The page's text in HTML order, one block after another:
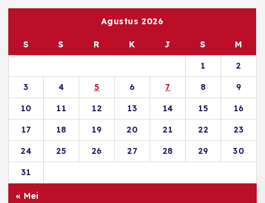
Agustus 2026
S S R K J S
M
1
2
3
4 5 6 7 8
9
10
11 12 13 14 15
16
17
18 19 20 21 22
23
24
25 26 27 28 29
30
31
« Mei